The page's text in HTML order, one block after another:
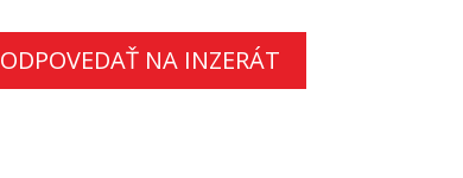
ODPOVEDAŤ NA INZERÁT